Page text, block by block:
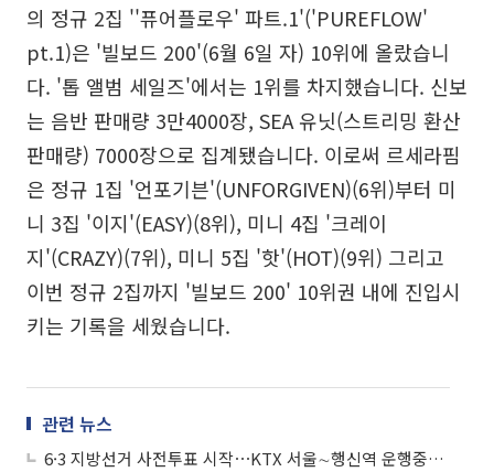
의 정규 2집 ''퓨어플로우' 파트.1'('PUREFLOW'
pt.1)은 '빌보드 200'(6월 6일 자) 10위에 올랐습니
다. '톱 앨범 세일즈'에서는 1위를 차지했습니다. 신보
는 음반 판매량 3만4000장, SEA 유닛(스트리밍 환산
판매량) 7000장으로 집계됐습니다. 이로써 르세라핌
은 정규 1집 '언포기븐'(UNFORGIVEN)(6위)부터 미
니 3집 '이지'(EASY)(8위), 미니 4집 '크레이
지'(CRAZY)(7위), 미니 5집 '핫'(HOT)(9위) 그리고
이번 정규 2집까지 '빌보드 200' 10위권 내에 진입시
키는 기록을 세웠습니다.
관련 뉴스
6·3 지방선거 사전투표 시작⋯KTX 서울∼행신역 운행중지 계속 外